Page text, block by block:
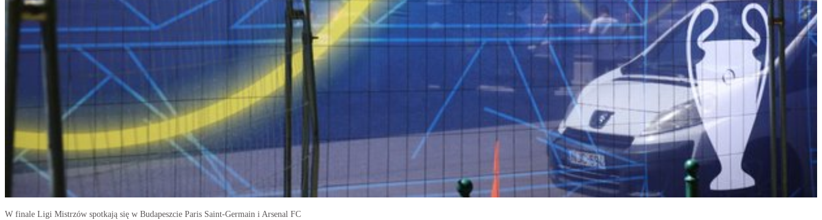
W finale Ligi Mistrzów spotkają się w Budapeszcie Paris Saint-Germain i Arsenal FC